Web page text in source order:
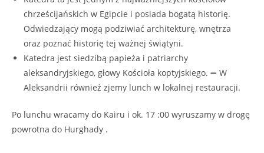
chrześcijańskich w Egipcie i posiada bogatą historię.
Odwiedzający mogą podziwiać architekturę, wnętrza
oraz poznać historię tej ważnej świątyni.
Katedra jest siedzibą papieża i patriarchy
aleksandryjskiego, głowy Kościoła koptyjskiego. ➖ W
Aleksandrii również zjemy lunch w lokalnej restauracji.
Po lunchu wracamy do Kairu i ok. 17 :00 wyruszamy w drogę
powrotna do Hurghady .